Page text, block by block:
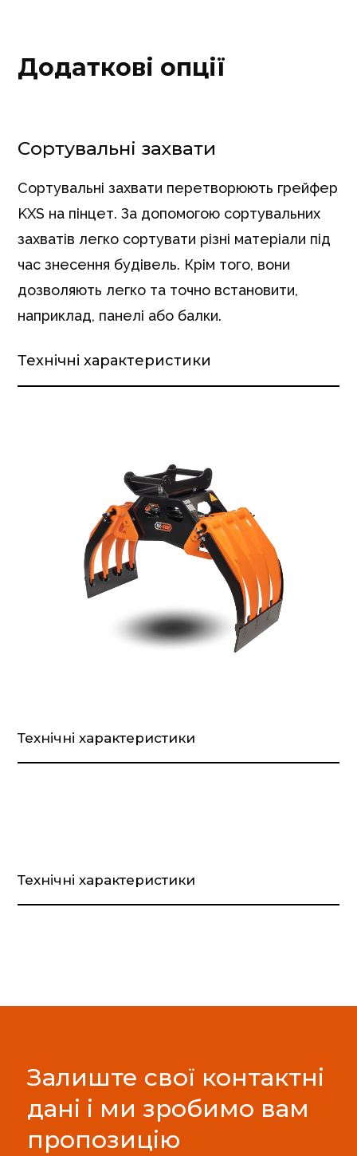
Додаткові опції
Сортувальні захвати
Сортувальні захвати перетворюють грейфер
KXS на пінцет. За допомогою сортувальних
захватів легко сортувати різні матеріали під
час знесення будівель. Крім того, вони
дозволяють легко та точно встановити,
наприклад, панелі або балки.
Технічні характеристики
Технічні характеристики
Технічні характеристики
Залиште свої контактні
дані і ми зробимо вам
пропозицію